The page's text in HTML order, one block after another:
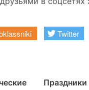
Twitter
Праздники